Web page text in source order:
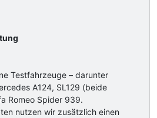
Testfahrzeuge – darunter
A124, SL129 (beide
Romeo Spider 939.
nutzen wir zusätzlich einen